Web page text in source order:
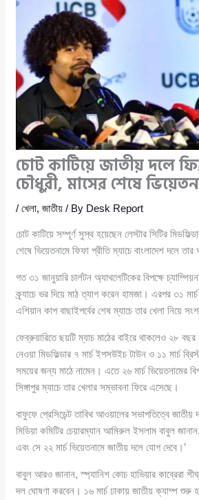
চোট কাটিয়ে জাতীয় দলে
চৌধুরী, মাসের শেষে
/খেলা,জাতীয় / By Desk Report
চোট কাটিয়ে সম্পূর্ণ সুস্থ হয়েছেন লেস্টার সিটির
শেষে ভিয়েতনামে ফিফা প্রীতি ম্যাচে বাংলাদেশ দলে
গত ৩১ জানুয়ারি চার্লটন অ্যাথলেটিকের বিপক্ষে
ক্র্যাচে ভর দিয়ে মাঠ ত্যাগ করেন হামজা। এরপর ৩১ মার্চ
এশিয়ান কাপ বাছাইপর্বের শেষ ম্যাচে তার খেলা নিয়ে
ফেব্রুয়ারিতে ছয়টি ম্যাচ মাঠের বাইরে থাকলেও ২৮ বছর
নেওয়া মিডফিল্ডার ৭ মার্চ ইপসউইচ টাউন ও ১১ মার্চ
সময়ের জন্য মাঠে নামেন। এতে ২৬ মার্চ ভিয়েতনামের
সিঙ্গাপুর ম্যাচে তার খেলার সম্ভাবনা ফিরে এসেছে।
বাফুফে প্রেসিডেন্ট তাবিথ আওয়ালের সভাপতিত্বে জাতীয়
মিডিয়া কমিটির চেয়ারম্যান আমিরুল ইসলাম বাবুল
এবং সে ২২ মার্চ ভিয়েতনামে জাতীয় দলে যোগ দেবে।’
বাবুল আরও জানান, স্প্যানিশ কোচ হাভিয়ার কাব্রেরা
দল ঘোষণা করবেন। ১৬ মার্চ ঢাকায় জাতীয় ক্যাম্প শুরু